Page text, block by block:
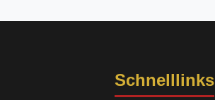
Schnelllinks